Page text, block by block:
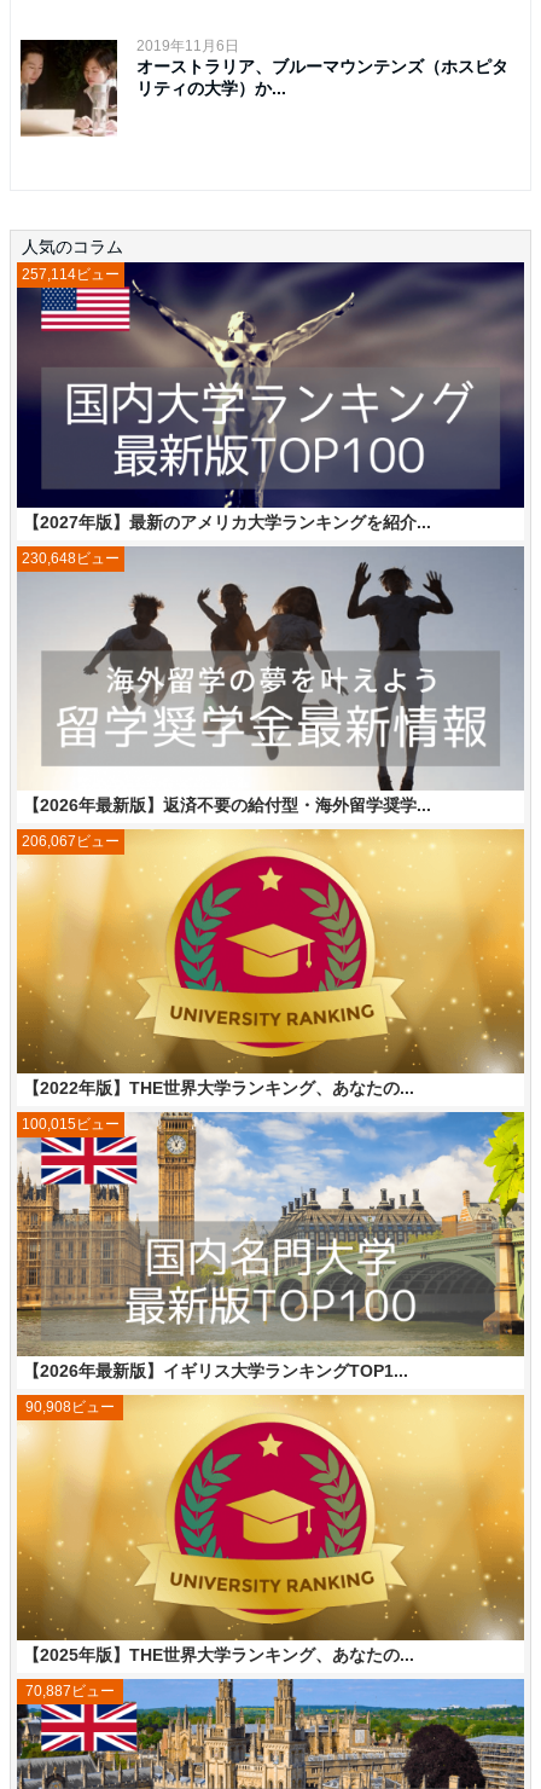
2019年11月6日
オーストラリア、ブルーマウンテンズ（ホスピタ
リティの大学）か...
人気のコラム
【2027年版】最新のアメリカ大学ランキングを紹介...
257,114ビュー
【2026年最新版】返済不要の給付型・海外留学奨学...
230,648ビュー
【2022年版】THE世界大学ランキング、あなたの...
206,067ビュー
【2026年最新版】イギリス大学ランキングTOP1...
100,015ビュー
【2025年版】THE世界大学ランキング、あなたの...
90,908ビュー
70,887ビュー